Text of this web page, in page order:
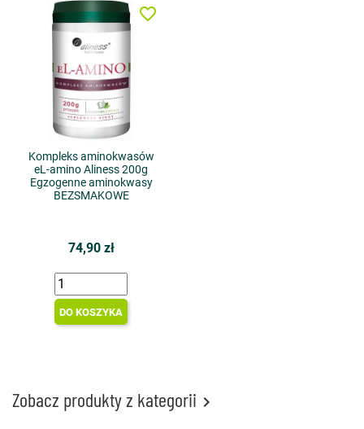
Kompleks aminokwasów
eL-amino Aliness 200g
Egzogenne aminokwasy
BEZSMAKOWE
74,90 zł
DO KOSZYKA
favorite_border
Zobacz produkty z kategorii 